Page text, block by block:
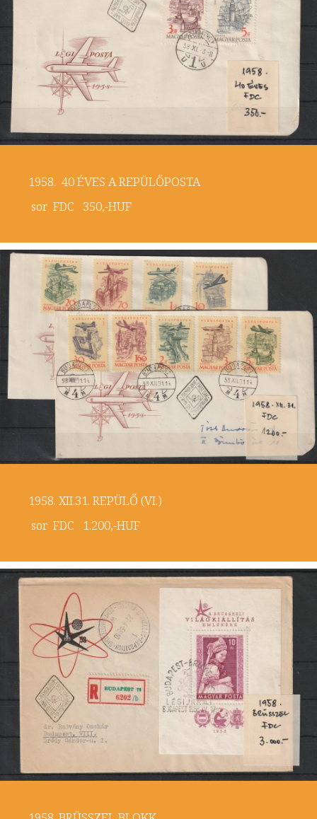
1958. 40 ÉVES A REPÜLŐPOSTA
sor FDC 350,-HUF
1958. XII.31. REPÜLŐ (VI.)
sor FDC 1.200,-HUF